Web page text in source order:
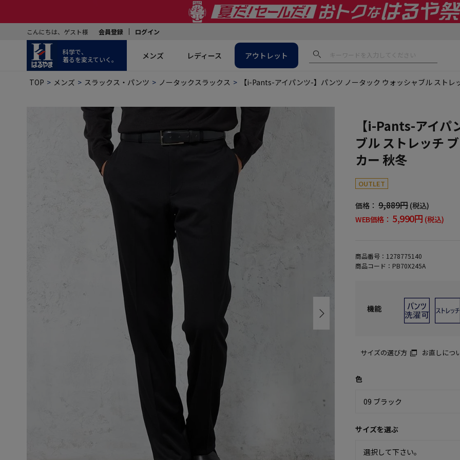
こんにちは、ゲスト様 会員登録 ログイン
科学で、
着るを変えていく。
メンズ レディース アウトレット
TOP メンズ スラックス・パンツ ノータックスラックス 【i-Pants-アイパンツ-】パンツ ノータック ウォッシャブル スト
【i-Pants-アイパ
ブル ストレッチ
カー 秋冬
OUTLET
価格： 9,889円 (税込)
WEB価格： 5,990円 (税込)
商品番号： 1278775140
商品コード： PB70X245A
機能
サイズの選び方 お直しにつ
色
サイズを選ぶ